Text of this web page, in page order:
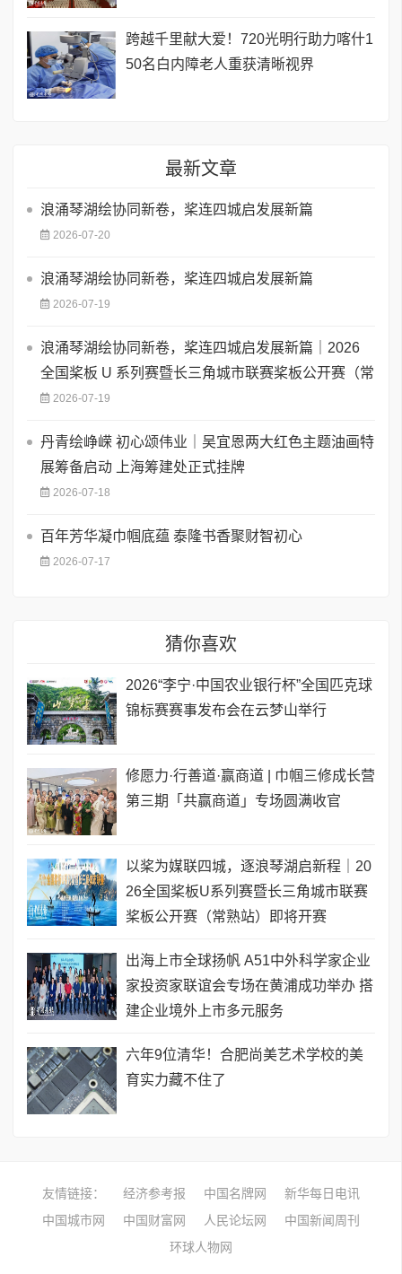
跨越千里献大爱！720光明行助力喀什1
50名白内障老人重获清晰视界
最新文章
浪涌琴湖绘协同新卷，桨连四城启发展新篇
2026-07-20
浪涌琴湖绘协同新卷，桨连四城启发展新篇
2026-07-19
浪涌琴湖绘协同新卷，桨连四城启发展新篇｜2026
全国桨板 U 系列赛暨长三角城市联赛桨板公开赛（常
2026-07-19
丹青绘峥嵘 初心颂伟业｜吴宜恩两大红色主题油画特
展筹备启动 上海筹建处正式挂牌
2026-07-18
百年芳华凝巾帼底蕴 泰隆书香聚财智初心
2026-07-17
猜你喜欢
2026“李宁·中国农业银行杯”全国匹克球
锦标赛赛事发布会在云梦山举行
修愿力·行善道·赢商道 | 巾帼三修成长营
第三期「共赢商道」专场圆满收官
以桨为媒联四城，逐浪琴湖启新程｜20
26全国桨板U系列赛暨长三角城市联赛
桨板公开赛（常熟站）即将开赛
出海上市全球扬帆 A51中外科学家企业
家投资家联谊会专场在黄浦成功举办 搭
建企业境外上市多元服务
六年9位清华！合肥尚美艺术学校的美
育实力藏不住了
友情链接： 经济参考报 中国名牌网
新华每日电讯
中国城市网
中国财富网 人民论坛网
中国新闻周刊
环球人物网